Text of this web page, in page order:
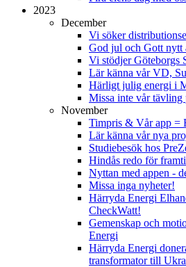
2023
December
Vi söker
God jul och Gott nytt
Vi stödjer Göteborgs
Lär känna vår VD,
Härligt julig energi i
Missa inte vår tävling
November
Timpris & Vår app =
Lär känna vår nya
Studiebesök hos
Hindås redo för
Nyttan med appen -
Missa inga nyheter!
Härryda Energi
CheckWatt!
Gemenskap och
Energi
Härryda Energi
transformator till